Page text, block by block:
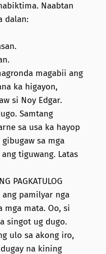
Naabtan
dalan:
magabii ang
ka higayon,
si Noy Edgar.
Samtang
sa usa ka hayop
sa mga
tiguwang. Latas
PAGKATULOG
pamilyar nga
mga mata. Oo, si
singot ug dugo.
ulo sa akong iro,
na kining